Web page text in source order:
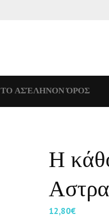
ΤΟ ΑΣΈΛΗΝΟΝ ΌΡΟΣ
Η
12,80€